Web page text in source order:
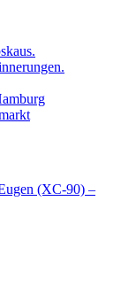
(XC-90) –